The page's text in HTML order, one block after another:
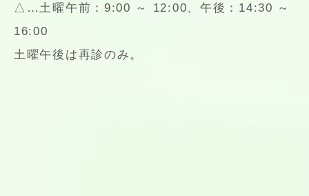
△…土曜午前：9:00 ～ 12:00、午後：14:30 ～
16:00
土曜午後は再診のみ。